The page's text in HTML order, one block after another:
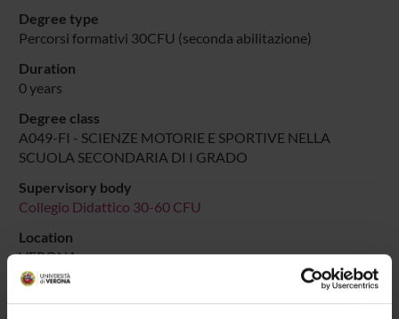
Degree type
Percorsi formativi 30CFU (seconda abilitazione)
Duration
0 years
Degree class
A049-FI - SCIENZE MOTORIE E SPORTIVE NELLA
SCUOLA SECONDARIA DI I GRADO
Supervisory body
Collegio Didattico 30-60 CFU
Location
VERONA
Main Department
Human Sciences